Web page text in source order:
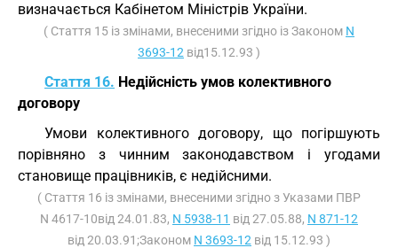
визначається Кабінетом Міністрів України.
( Стаття 15 із змінами, внесеними згідно із Законом N
3693-12 від15.12.93 )
Стаття 16. Недійсність умов колективного
договору
Умови колективного договору, що погіршують
порівняно з чинним законодавством і угодами
становище працівників, є недійсними.
( Стаття 16 із змінами, внесеними згідно з Указами ПВР
N 4617-10від 24.01.83, N 5938-11 від 27.05.88, N 871-12
від 20.03.91;Законом N 3693-12 від 15.12.93 )